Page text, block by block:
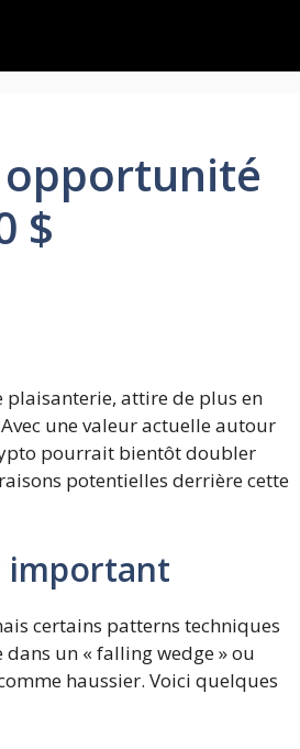
opportunité
$
plaisanterie, attire de plus en
une valeur actuelle autour
pourrait bientôt doubler
potentielles derrière cette
important
certains patterns techniques
un « falling wedge » ou
haussier. Voici quelques